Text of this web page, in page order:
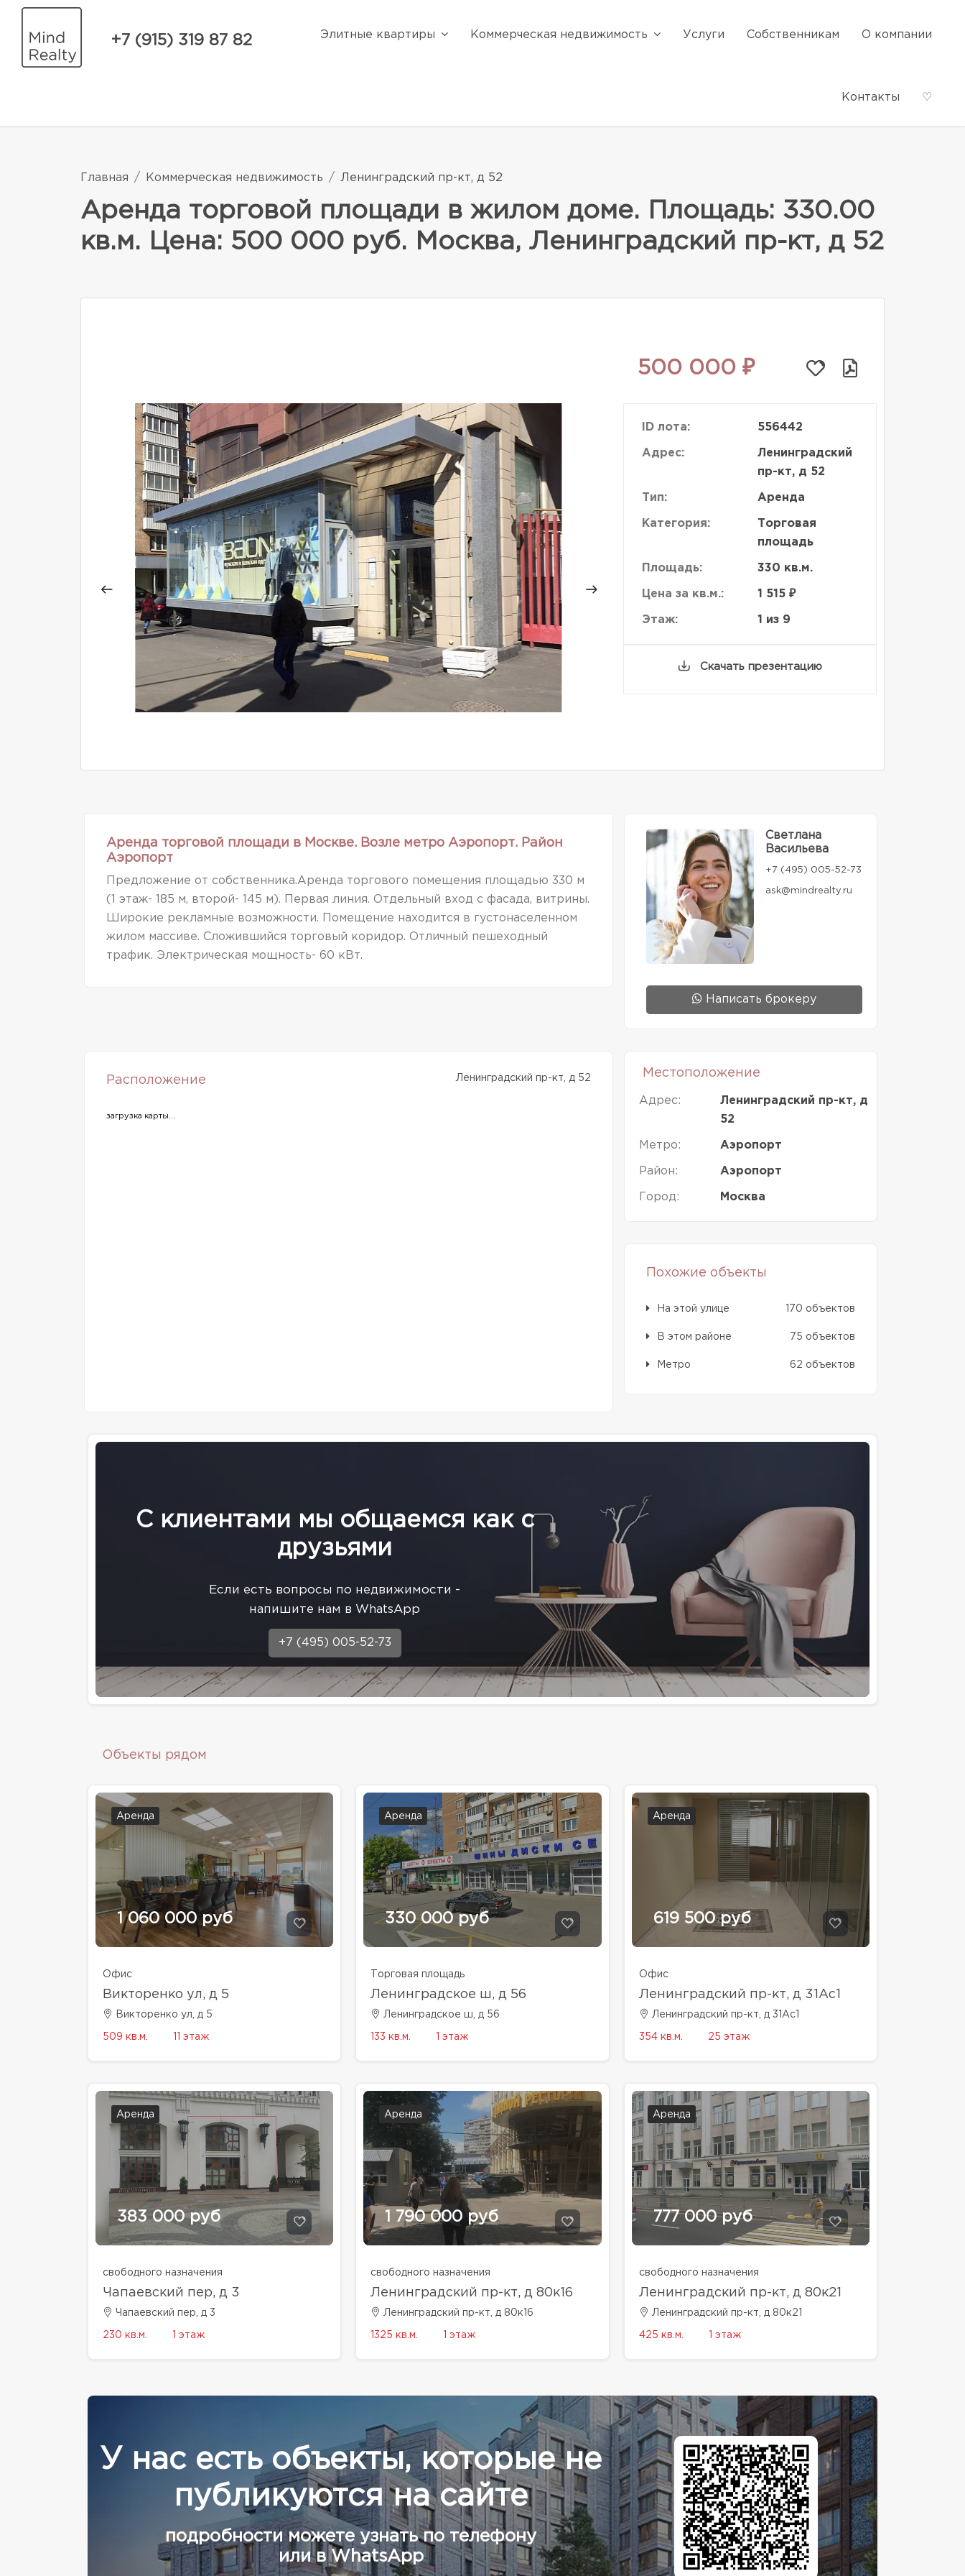
+7 (915) 319 87 82 Элитные квартиры Коммерческая недвижимость Услуги Собственникам О компании
Контакты ♡
Главная Коммерческая недвижимость Ленинградский пр-кт, д 52
Аренда торговой площади в жилом доме. Площадь: 330.00
кв.м. Цена: 500 000 руб. Москва, Ленинградский пр-кт, д 52
500 000 ₽
ID лота: 556442
Адрес:
Ленинградский
пр-кт, д 52
Тип: Аренда
Категория:
Торговая
площадь
Площадь: 330 кв.м.
Цена за кв.м.: 1 515 ₽
Этаж: 1 из 9
Скачать презентацию
Аренда торговой площади в Москве. Возле метро Аэропорт. Район
Аэропорт
Предложение от собственника.Аренда торгового помещения площадью 330 м
(1 этаж- 185 м, второй- 145 м). Первая линия. Отдельный вход с фасада, витрины.
Широкие рекламные возможности. Помещение находится в густонаселенном
жилом массиве. Сложившийся торговый коридор. Отличный пешеходный
трафик. Электрическая мощность- 60 кВт.
Светлана
Васильева
+7 (495) 005-52-73
ask@mindrealty.ru
Написать брокеру
Расположение Ленинградский пр-кт, д 52
загрузка карты...
Местоположение
Адрес:
Ленинградский пр-кт, д
52
Метро: Аэропорт
Район: Аэропорт
Город: Москва
Похожие объекты
На этой улице 170 объектов
В этом районе 75 объектов
Метро 62 объектов
С клиентами мы общаемся как с
друзьями
Eсли есть вопросы по недвижимости -
напишите нам в WhatsApp
+7 (495) 005-52-73
Объекты рядом
Аренда
1 060 000 руб
Офис
Викторенко ул, д 5
Викторенко ул, д 5
509 кв.м. 11 этаж
Аренда
330 000 руб
Торговая площадь
Ленинградское ш, д 56
Ленинградское ш, д 56
133 кв.м. 1 этаж
Аренда
619 500 руб
Офис
Ленинградский пр-кт, д 31Ас1
Ленинградский пр-кт, д 31Ас1
354 кв.м. 25 этаж
Аренда
383 000 руб
свободного назначения
Чапаевский пер, д 3
Чапаевский пер, д 3
230 кв.м. 1 этаж
Аренда
1 790 000 руб
свободного назначения
Ленинградский пр-кт, д 80к16
Ленинградский пр-кт, д 80к16
1325 кв.м. 1 этаж
Аренда
777 000 руб
свободного назначения
Ленинградский пр-кт, д 80к21
Ленинградский пр-кт, д 80к21
425 кв.м. 1 этаж
У нас есть объекты, которые не
публикуются на сайте
подробности можете узнать по телефону
или в WhatsApp